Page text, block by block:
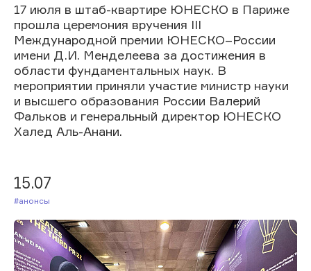
17 июля в штаб-квартире ЮНЕСКО в Париже
прошла церемония вручения III
Международной премии ЮНЕСКО–России
имени Д.И. Менделеева за достижения в
области фундаментальных наук. В
мероприятии приняли участие министр науки
и высшего образования России Валерий
Фальков и генеральный директор ЮНЕСКО
Халед Аль-Анани.
15.07
#Анонсы